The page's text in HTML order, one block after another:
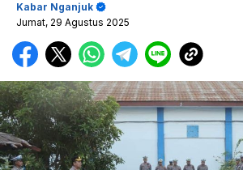
Kabar Nganjuk
Jumat, 29 Agustus 2025